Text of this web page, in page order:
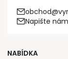
Napište
NABÍDKA